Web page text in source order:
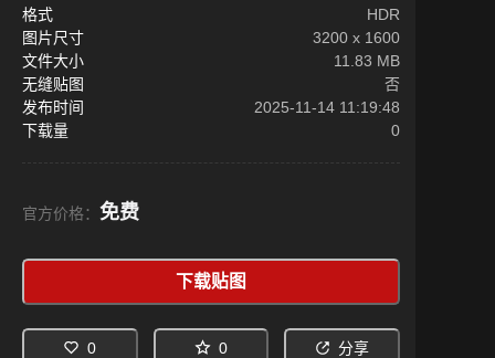
格式
HDR
图片尺寸
3200 x 1600
文件大小
11.83 MB
无缝贴图
否
发布时间
2025-11-14 11:19:48
下载量
0
官方价格： 免费
下载贴图
0 0 分享